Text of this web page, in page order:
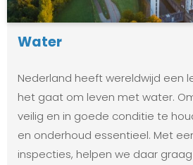
Water
Nederland heeft wereldwijd een
het gaat om leven met water.
veilig en in goede conditie te
en onderhoud essentieel. Met
inspecties, helpen we daar